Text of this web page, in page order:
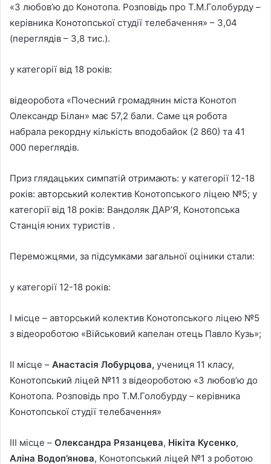
«З любов’ю до Конотопа. Розповідь про Т.М.Голобурду –
керівника Конотопської студії телебачення» – 3,04
(переглядів – 3,8 тис.).
у категорії від 18 років:
відеоробота «Почесний громадянин міста Конотоп
Олександр Білан» має 57,2 бали. Саме ця робота
набрала рекордну кількість вподобайок (2 860) та 41
000 переглядів.
Приз глядацьких симпатій отримають: у категорії 12-18
років: авторський колектив Конотопського ліцею №5; у
категорії від 18 років: Вандоляк ДАР’Я, Конотопська
Станція юних туристів .
Переможцями, за підсумками загальної оціники стали:
у категорії 12-18 років:
І місце – авторський колектив Конотопського ліцею №5
з відеороботою «Військовий капелан отець Павло Кузь»;
ІІ місце – Анастасія Лобурцова, учениця 11 класу,
Конотопський ліцей №11 з відеороботою «З любов’ю до
Конотопа. Розповідь про Т.М.Голобурду – керівника
Конотопської студії телебачення»
ІІІ місце – Олександра Рязанцева, Нікіта Кусенко,
Аліна Водоп’янова, Конотопський ліцей №1 з роботою